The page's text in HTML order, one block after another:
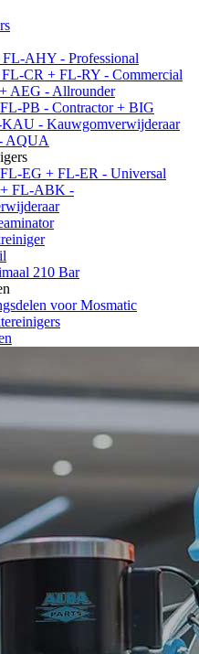
AHY - Professional
CR + FL-RY - Commercial
AEG - Allrounder
PB - Contractor + BIG
- Kauwgomverwijderaar
AQUA
EG + FL-ER - Universal
FL-ABK -
210 Bar
voor Mosmatic